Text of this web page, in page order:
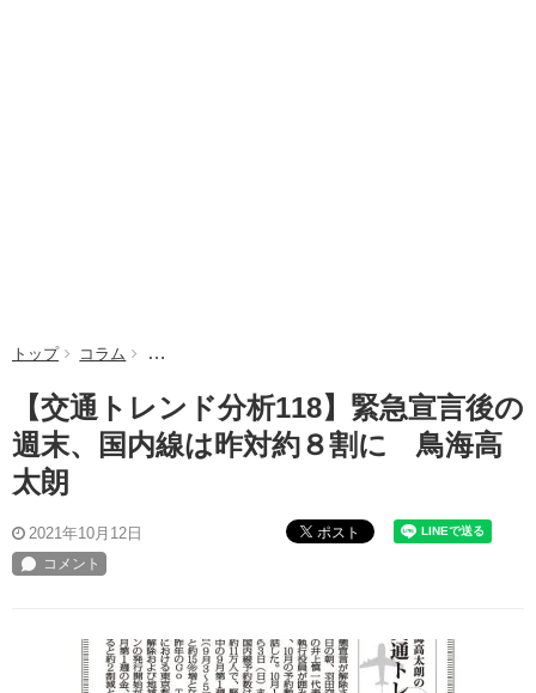
トップ コラム 【交通トレンド分析118】緊急宣言後の週末、国内線
【交通トレンド分析118】緊急宣言後の
週末、国内線は昨対約８割に 鳥海高
太朗
2021年10月12日 ポスト